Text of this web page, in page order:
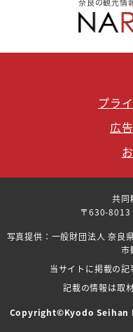
プラ
広
共同
〒630-8013
写真提供：一般財団法人 奈良
市
当サイトに掲載の記
記載の情報は取
Copyright©Kyodo